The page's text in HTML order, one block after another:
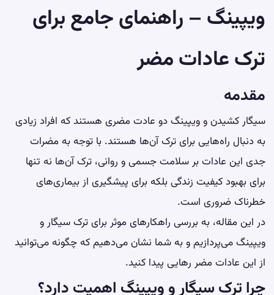
ویپینگ – راهنمای جامع برای
ترک عادات مضر
مقدمه
سیگار کشیدن و ویپینگ دو عادت مضری هستند که افراد زیادی
به دنبال راه‌هایی برای ترک آن‌ها هستند. با توجه به مضرات
جدی این عادات بر سلامت جسمی و روانی، ترک آن‌ها نه تنها
برای بهبود کیفیت زندگی بلکه برای پیشگیری از بیماری‌های
خطرناک ضروری است.
در این مقاله، به بررسی راهکارهای موثر برای ترکسیگار و
ویپینگ می‌پردازیم و به شما نشان می‌دهیم که چگونه می‌توانید
از این عادات مضر رهایی پیدا کنید.
چرا ترک سیگار و ویپینگ اهمیت دارد؟